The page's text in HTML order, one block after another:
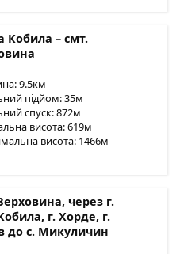
Кобила – смт.
9.5км
підйом: 35м
спуск: 872м
висота: 619м
висота: 1466м
через г.
г. Хорде, г.
до с. Микуличин